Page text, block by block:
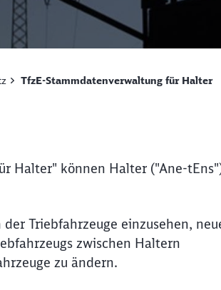
TfzE-Stammdatenverwaltung für Halter
Halter" können Halter ("Ane-
Triebfahrzeuge einzusehen,
zwischen Haltern
zu ändern.